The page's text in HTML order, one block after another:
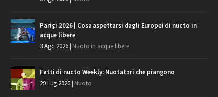
Parigi 2026 | Cosa aspettarsi dagli Europei di nuoto in
acque libere
3 Ago 2026| Nuoto in acque libere
Fatti di nuoto Weekly: Nuotatori che piangono
29 Lug 2026| Nuoto